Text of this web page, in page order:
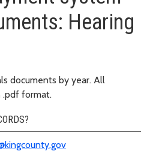
Hearing
documents by year. All
.pdf format.